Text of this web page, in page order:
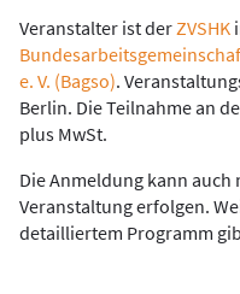
Veranstalter ist derZVSHK
e. V. (Bagso).
Berlin. Die Teilnahme an
plus MwSt.
Die Anmeldung kann
Veranstaltung erfolgen.
detailliertem Programm